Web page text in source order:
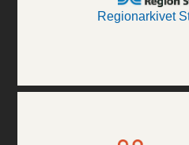
Regionarkivet